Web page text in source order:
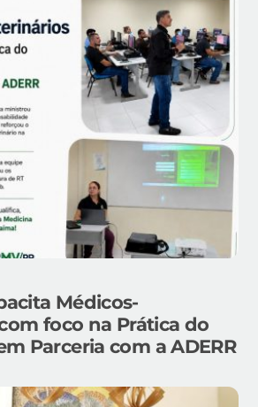
Médicos-
foco na Prática do
Parceria com a ADERR